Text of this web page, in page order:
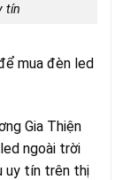
tín
mua đèn led
Gia Thiện
ngoài trời
uy tín trên thị